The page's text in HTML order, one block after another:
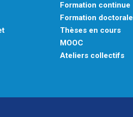
Formation continue
Formation doctorale
Thèses en cours
MOOC
Ateliers collectifs